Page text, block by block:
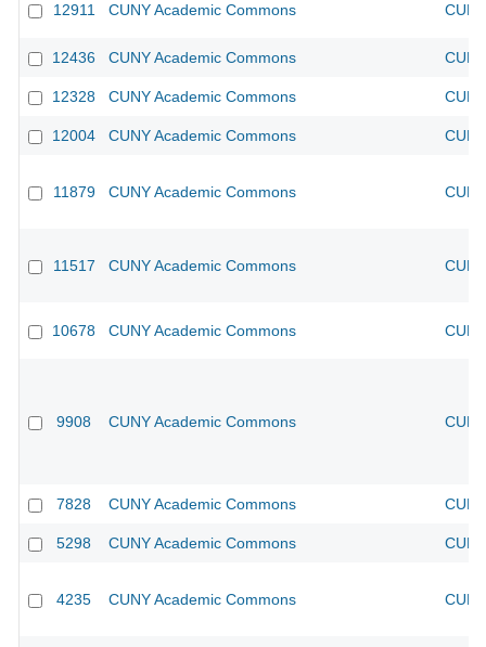
12911 CUNY Academic Commons
12436 CUNY Academic Commons
12328 CUNY Academic Commons
12004 CUNY Academic Commons
11879 CUNY Academic Commons
11517 CUNY Academic Commons
10678 CUNY Academic Commons
9908 CUNY Academic Commons
7828 CUNY Academic Commons
5298 CUNY Academic Commons
4235 CUNY Academic Commons